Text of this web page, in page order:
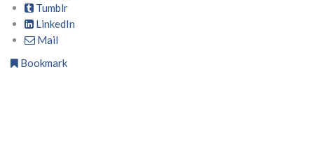
Tumblr
LinkedIn
Mail
Bookmark